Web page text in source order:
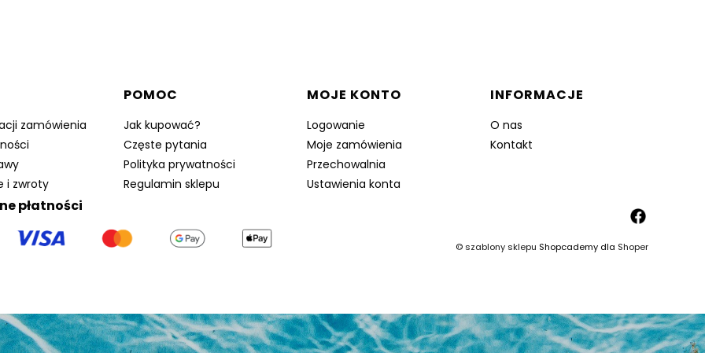
zamówienia
i zwroty
POMOC
Jak kupować?
Częste pytania
Polityka prywatności
Regulamin sklepu
MOJE KONTO
Logowanie
Moje zamówienia
Przechowalnia
Ustawienia konta
INFORMACJE
O nas
Kontakt
płatności
©szablony sklepu Shopcademy dla Shoper